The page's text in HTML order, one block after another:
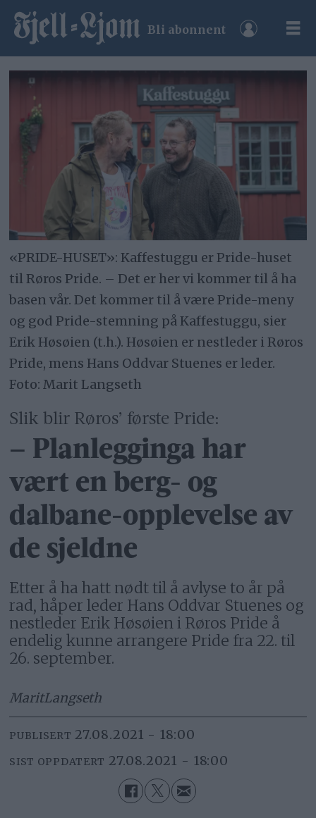
Bli abonnent
«PRIDE-HUSET»: Kaffestuggu er Pride-huset
til Røros Pride. – Det er her vi kommer til å ha
basen vår. Det kommer til å være Pride-meny
og god Pride-stemning på Kaffestuggu, sier
Erik Høsøien (t.h.). Høsøien er nestleder i Røros
Pride, mens Hans Oddvar Stuenes er leder.
Foto: Marit Langseth
Slik blir Røros’ første Pride:
– Planlegginga har
vært en berg- og
dalbane-opplevelse av
de sjeldne
Etter å ha hatt nødt til å avlyse to år på
rad, håper leder Hans Oddvar Stuenes og
nestleder Erik Høsøien i Røros Pride å
endelig kunne arrangere Pride fra 22. til
26. september.
MaritLangseth
PUBLISERT 27.08.2021 - 18:00
SIST OPPDATERT 27.08.2021 - 18:00